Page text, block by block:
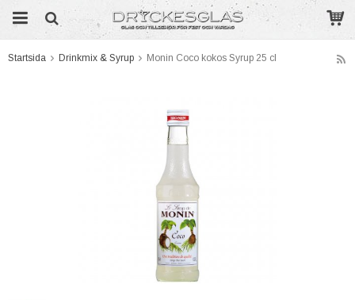
Startsida Drinkmix & Syrup Monin Coco kokos Syrup 25 cl